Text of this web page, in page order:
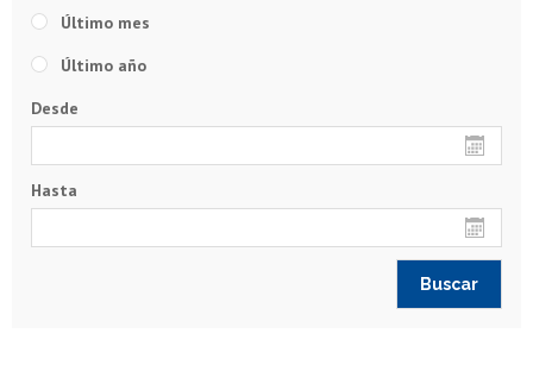
Último mes
Último año
Desde
Hasta